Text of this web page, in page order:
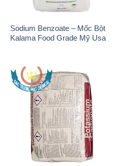
Sodium Benzoate – Mốc Bột
Kalama Food Grade Mỹ Usa